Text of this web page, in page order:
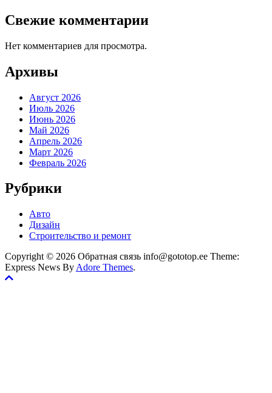
Свежие комментарии
Нет комментариев для просмотра.
Архивы
Август 2026
Июль 2026
Июнь 2026
Май 2026
Апрель 2026
Март 2026
Февраль 2026
Рубрики
Авто
Дизайн
Строительство и ремонт
Copyright © 2026 Обратная связь info@gototop.ee Theme:
Express News By Adore Themes.